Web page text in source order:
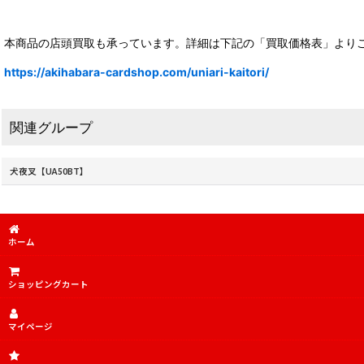
本商品の店頭買取も承っています。詳細は下記の「買取価格表」より
https://akihabara-cardshop.com/uniari-kaitori/
関連グループ
犬夜叉【UA50BT】
ホーム
ショッピングカート
マイページ